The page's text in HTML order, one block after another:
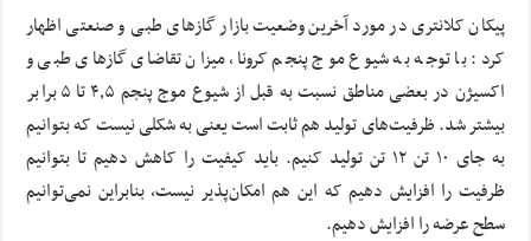
پیکان کلانتری در مورد آخرین وضعیت بازار گازهای طبی و صنعتی اظهار
کرد: با توجه به شیوع موج پنجم کرونا، میزان تقاضای گازهای طبی و
اکسیژن در بعضی مناطق نسبت به قبل از شیوع موج پنجم ۴٫۵ تا ۵ برابر
بیشتر شد. ظرفیت‌های تولید هم ثابت است یعنی به شکلی نیست که بتوانیم
به جای ۱۰ تن ۱۲ تن تولید کنیم. باید کیفیت را کاهش دهیم تا بتوانیم
ظرفیت را افزایش دهیم که این هم امکان‌پذیر نیست، بنابراین نمی‌توانیم
سطح عرضه را افزایش دهیم.